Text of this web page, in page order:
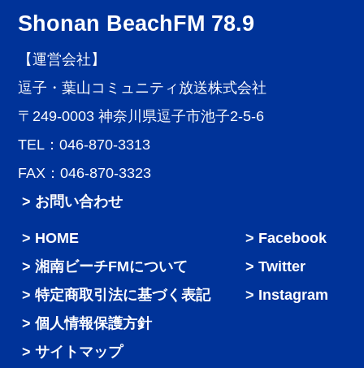
Shonan BeachFM 78.9
【運営会社】
逗子・葉山コミュニティ放送株式会社
〒249-0003 神奈川県逗子市池子2-5-6
TEL：046-870-3313
FAX：046-870-3323
> お問い合わせ
HOME
湘南ビーチFMについて
特定商取引法に基づく表記
個人情報保護方針
サイトマップ
Facebook
Twitter
Instagram